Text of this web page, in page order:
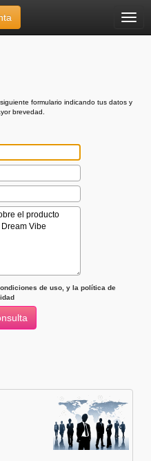
Menú
formulario indicando tus datos y
brevedad.
de uso, y la política de